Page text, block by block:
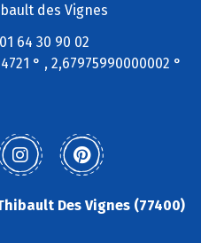
des Vignes
64 30 90 02
° , 2,67975990000002 °
Des Vignes (77400)